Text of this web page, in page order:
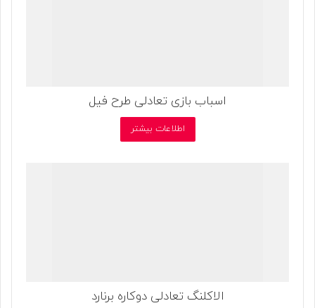
اسباب بازی تعادلی طرح فیل
اطلاعات بیشتر
الاکلنگ تعادلی دوکاره برنارد